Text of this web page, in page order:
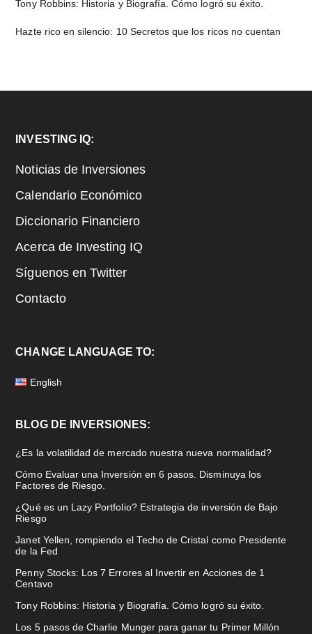
Tony Robbins: Historia y Biografía. Cómo logró su éxito.
Hazte rico en silencio: 10 Secretos que los ricos no cuentan
Footer
INVESTING IQ:
Noticias de Inversiones
Calendario Económico
Diccionario Financiero
Acerca de Investing IQ
Síguenos en Twitter
Contacto
CHANGE LANGUAGE TO:
English
BLOG DE INVERSIONES:
¿Es la volatilidad de mercado nuestra nueva normalidad?
Cómo Evaluar una Inversión en 6 pasos. Disminuya los
Factores de Riesgo.
¿Qué es un Lazy Portfolio? Estrategia de inversión de Bajo
Riesgo
Janet Yellen, rompiendo el Techo de Cristal como Presidente
de la Fed
Penny Stocks: Los 7 Errores al Invertir en Acciones de 1
Centavo
Tony Robbins: Historia y Biografía. Cómo logró su éxito.
Los 5 pasos de Charlie Munger para ganar tu Primer Millón